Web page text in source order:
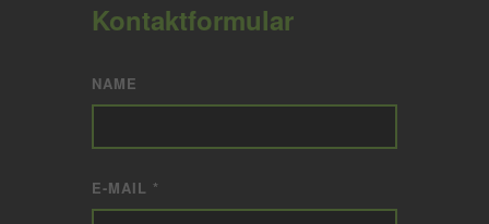
Kontaktformular
NAME
E-MAIL *